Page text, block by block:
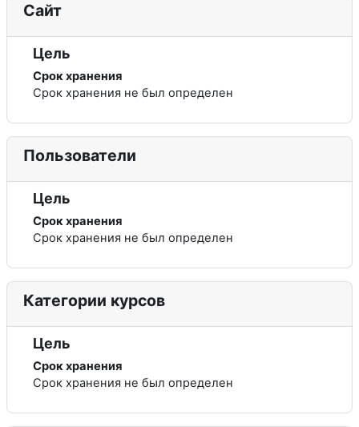
Сайт
Цель
Срок хранения
Срок хранения не был определен
Пользователи
Цель
Срок хранения
Срок хранения не был определен
Категории курсов
Цель
Срок хранения
Срок хранения не был определен